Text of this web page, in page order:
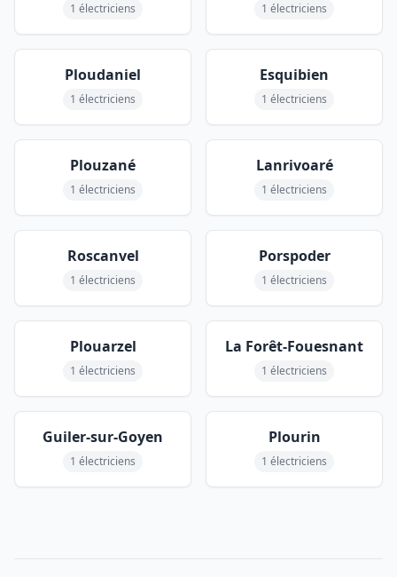
1 électriciens 1 électriciens
Ploudaniel
1 électriciens
Esquibien
1 électriciens
Plouzané
1 électriciens
Lanrivoaré
1 électriciens
Roscanvel
1 électriciens
Porspoder
1 électriciens
Plouarzel
1 électriciens
La Forêt-Fouesnant
1 électriciens
Guiler-sur-Goyen
1 électriciens
Plourin
1 électriciens